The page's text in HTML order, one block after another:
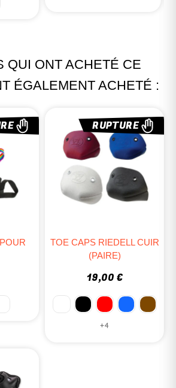
QUI ONT ACHETÉ CE
ÉGALEMENT ACHETÉ :
RUPTURE
TOE CAPS RIEDELL CUIR
(PAIRE)
19,00 €
+4